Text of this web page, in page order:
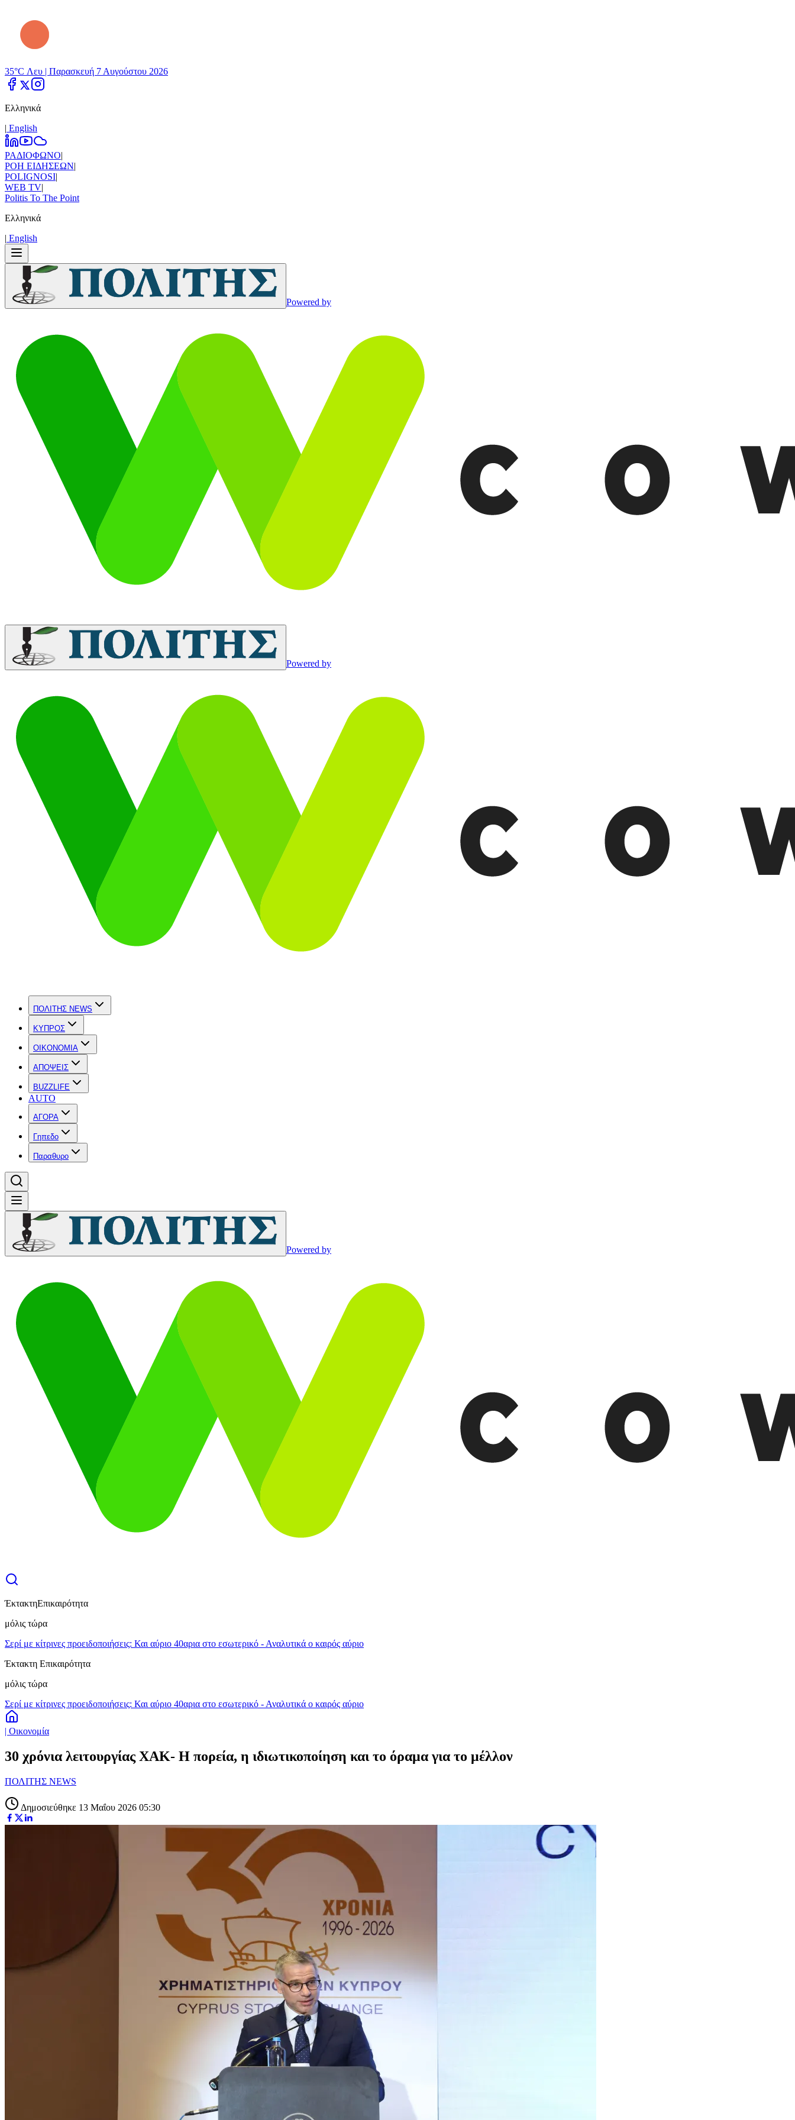
35°C Λευ | Παρασκευή 7 Αυγούστου 2026
Ελληνικά
| Εnglish
ΡΑΔΙΟΦΩΝΟ|
ΡΟΗ ΕΙΔΗΣΕΩΝ|
POLIGNOSI|
WEB TV|
Politis To The Point
Ελληνικά
| Εnglish
Powered by
Powered by
ΠΟΛΙΤΗΣ NEWS
ΚΥΠΡΟΣ
OIKONOMIA
ΑΠΟΨΕΙΣ
BUZZLIFE
AUTO
ΑΓΟΡΑ
Γηπεδο
Παραθυρο
Powered by
ΈκτακτηΕπικαιρότητα
μόλις τώρα
Σερί με κίτρινες προειδοποιήσεις: Και αύριο 40αρια στο εσωτερικό - Αναλυτικά ο καιρός αύριο
Έκτακτη Επικαιρότητα
μόλις τώρα
Σερί με κίτρινες προειδοποιήσεις: Και αύριο 40αρια στο εσωτερικό - Αναλυτικά ο καιρός αύριο
| Οικονομία
30 χρόνια λειτουργίας ΧΑΚ- Η πορεία, η ιδιωτικοποίηση και το όραμα για το μέλλον
ΠΟΛΙΤΗΣ NEWS
Δημοσιεύθηκε 13 Μαΐου 2026 05:30